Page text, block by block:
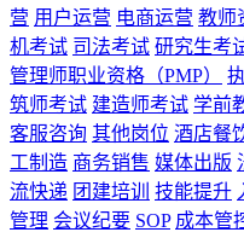
营 用户运营 电商运营 教师
机考试 司法考试 研究生考
管理师职业资格（PMP）
筑师考试 建造师考试 学前
客服咨询 其他岗位 酒店餐
工制造 商务销售 媒体出版
流快递 团建培训 技能提升
管理 会议纪要 SOP 成本管